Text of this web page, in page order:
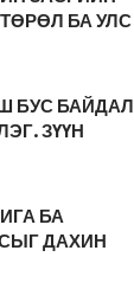
БА УЛС
БУС БАЙДАЛ
ЗҮҮН
БА
ДАХИН